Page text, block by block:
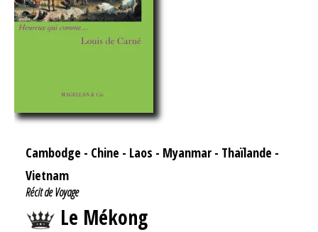
Cambodge - Chine - Laos - Myanmar - Thaïlande -
Vietnam
Récit de Voyage
Le Mékong